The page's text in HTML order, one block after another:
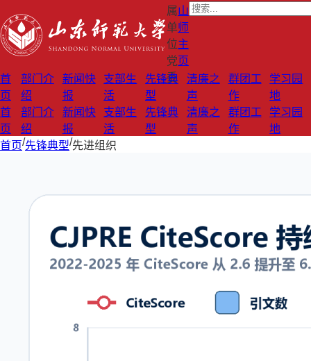
属
单
位
党
委
山
师
主
页
首
页
部门介
绍
新闻快
报
支部生
活
先锋典
型
清廉之
声
群团工
作
学习园
地
首
页
部门介
绍
新闻快
报
支部生
活
先锋典
型
清廉之
声
群团工
作
学习园
地
首页/先锋典型/先进组织